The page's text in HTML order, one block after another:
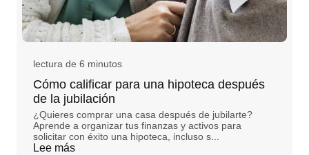
lectura de 6 minutos
Cómo calificar para una hipoteca después
de la jubilación
¿Quieres comprar una casa después de jubilarte?
Aprende a organizar tus finanzas y activos para
solicitar con éxito una hipoteca, incluso s...
Lee más